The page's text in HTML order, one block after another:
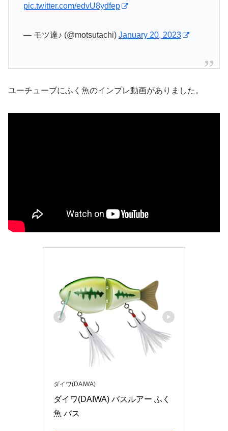
pic.twitter.com/edvU8ydfep
— モツ達♪ (@motsutachi) January 20, 2023
ユーチューブにふく魚のインプレ動画がありました。
ダイワ(DAIWA)
ダイワ(DAIWA) バスルアー ふく
魚 バス